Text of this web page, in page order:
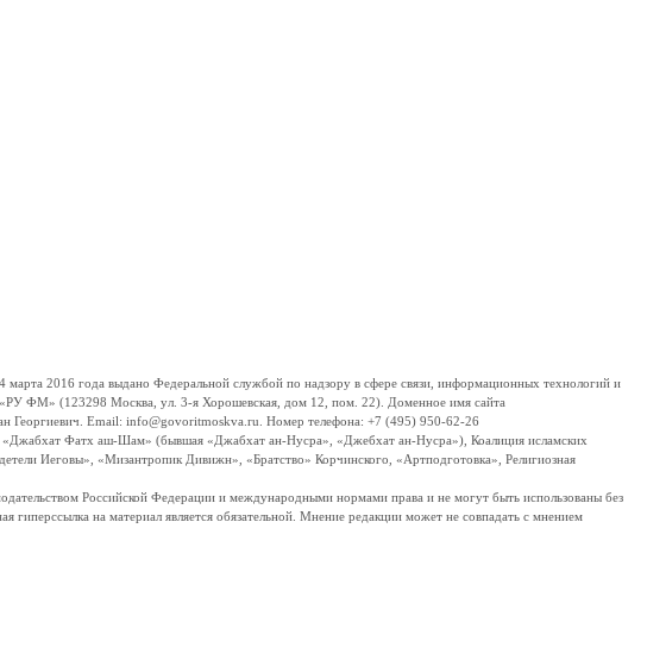
2016 года выдано Федеральной службой по надзору в сфере связи, информационных технологий и
ФМ» (123298 Москва, ул. 3-я Хорошевская, дом 12, пом. 22). Доменное имя сайта
Георгиевич. Email: info@govoritmoskva.ru. Номер телефона: +7 (495) 950-62-26
«Джабхат Фатх аш-Шам» (бывшая «Джабхат ан-Нусра», «Джебхат ан-Нусра»), Коалиция исламских
Иеговы», «Мизантропик Дивижн», «Братство» Корчинского, «Артподготовка», Религиозная
Российской Федерации и международными нормами права и не могут быть использованы без
на материал является обязательной. Мнение редакции может не совпадать с мнением